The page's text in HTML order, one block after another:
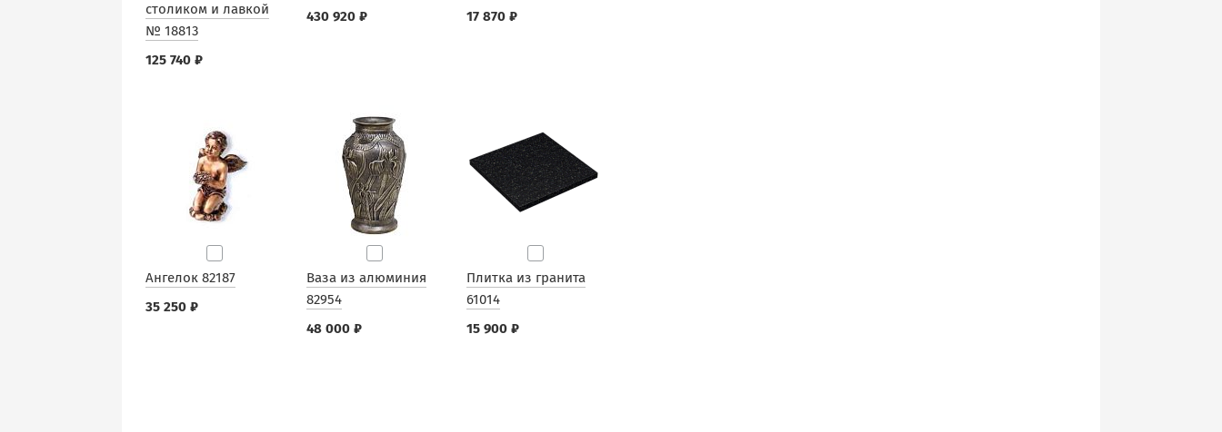
столиком и лавкой
№ 18813
125 740 ₽
430 920 ₽
17 870 ₽
Ангелок 82187
35 250 ₽
Ваза из алюминия
82954
48 000 ₽
Плитка из гранита
61014
15 900 ₽